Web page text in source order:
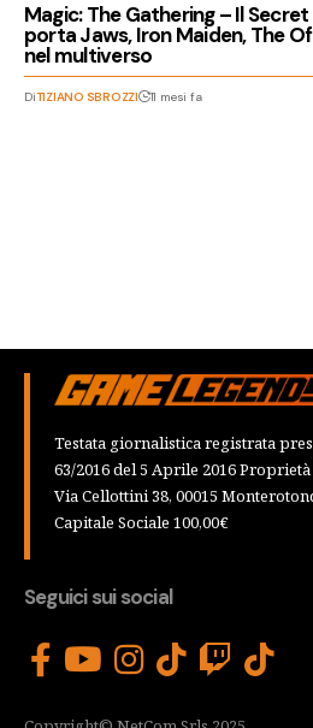
Magic: The Gathering – Il Secret
porta Jaws, Iron Maiden, The
nel multiverso
DiTIZIANO SBROZZI 11 mesi fa
Testata giornalistica registrata
63/2016 del 5 Aprile 2016 Proprietà
Via Cellottini 38, 00015
Capitale Sociale 100,00€
Seguici sui social